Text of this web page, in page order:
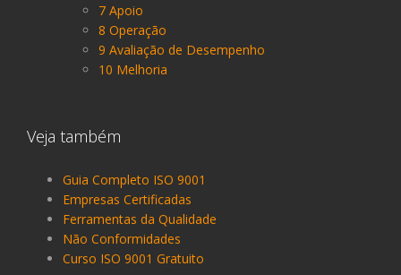
7 Apoio
8 Operação
9 Avaliação de Desempenho
10 Melhoria
Veja também
Guia Completo ISO 9001
Empresas Certificadas
Ferramentas da Qualidade
Não Conformidades
Curso ISO 9001 Gratuito